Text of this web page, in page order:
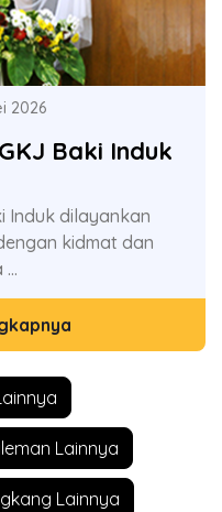
2026
Baki Induk
Induk dilayankan
kidmat dan
Lainnya
Lainnya